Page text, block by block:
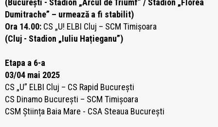
(București - Stadion „Arcul de Triumf” / Stadion „Florea
Dumitrache” – urmează a fi stabilit)
Ora 14.00: CS „U! ELBI Cluj – SCM Timișoara
(Cluj - Stadion „Iuliu Hațieganu”)
Etapa a 6-a
03/04 mai 2025
CS „U” ELBI Cluj – CS Rapid București
CS Dinamo București – SCM Timișoara
CSM Știința Baia Mare - CSA Steaua București